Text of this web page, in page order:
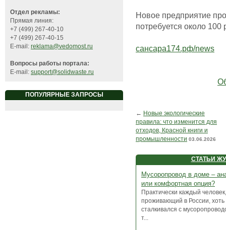
Отдел рекламы:
Прямая линия:
+7 (499) 267-40-10
+7 (499) 267-40-15
E-mail: reklama@vedomost.ru
Вопросы работы портала:
E-mail: support@solidwaste.ru
ПОПУЛЯРНЫЕ ЗАПРОСЫ
Новое предприятие
потребуется около 100
сансара174.рф/news
← Новые экологические
правила: что изменится для
отходов, Красной книги и
промышленности 03.06.2026
СТАТЬИ
Мусоропровод в доме –
или комфортная опция?
Практически каждый человек,
проживающий в России, хоть
сталкивался с
т...